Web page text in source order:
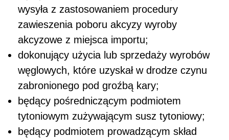
wysyła z zastosowaniem procedury
zawieszenia poboru akcyzy wyroby
akcyzowe z miejsca importu;
dokonujący użycia lub sprzedaży wyrobów
węglowych, które uzyskał w drodze czynu
zabronionego pod groźbą kary;
będący pośredniczącym podmiotem
tytoniowym zużywającym susz tytoniowy;
będący podmiotem prowadzącym skład